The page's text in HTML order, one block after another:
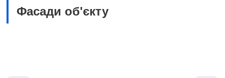
Фасади об'єкту